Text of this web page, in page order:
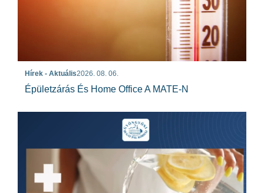
Hírek - Aktuális2026. 08. 06.
Épületzárás És Home Office A MATE-N